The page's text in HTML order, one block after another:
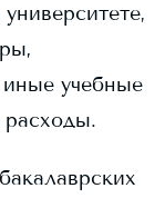
учебные
расходы.